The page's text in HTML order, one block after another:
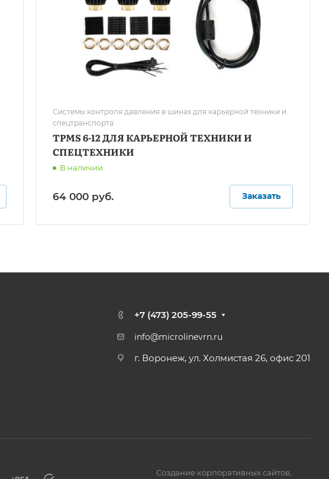
Системы контроля давления в шинах для карьерной техники и
спецтранспорта
TPMS 6-12 ДЛЯ КАРЬЕРНОЙ ТЕХНИКИ И
СПЕЦТЕХНИКИ
В наличии
64 000 руб. Заказать
+7 (473) 205-99-55
info@microlinevrn.ru
г. Воронеж, ул. Холмистая 26, офис 201
Создание корпоративных сайтов